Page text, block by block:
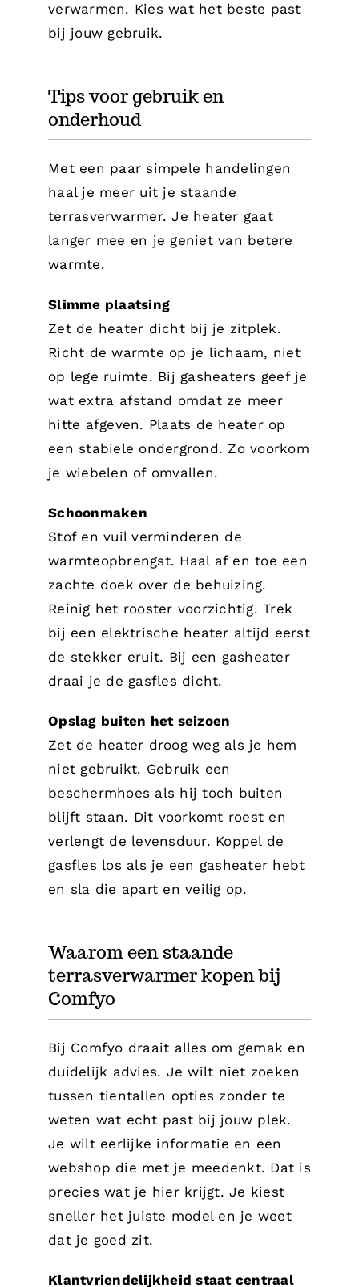
verwarmen. Kies wat het beste past
bij jouw gebruik.
Tips voor gebruik en
onderhoud
Met een paar simpele handelingen
haal je meer uit je staande
terrasverwarmer. Je heater gaat
langer mee en je geniet van betere
warmte.
Slimme plaatsing
Zet de heater dicht bij je zitplek.
Richt de warmte op je lichaam, niet
op lege ruimte. Bij gasheaters geef je
wat extra afstand omdat ze meer
hitte afgeven. Plaats de heater op
een stabiele ondergrond. Zo voorkom
je wiebelen of omvallen.
Schoonmaken
Stof en vuil verminderen de
warmteopbrengst. Haal af en toe een
zachte doek over de behuizing.
Reinig het rooster voorzichtig. Trek
bij een elektrische heater altijd eerst
de stekker eruit. Bij een gasheater
draai je de gasfles dicht.
Opslag buiten het seizoen
Zet de heater droog weg als je hem
niet gebruikt. Gebruik een
beschermhoes als hij toch buiten
blijft staan. Dit voorkomt roest en
verlengt de levensduur. Koppel de
gasfles los als je een gasheater hebt
en sla die apart en veilig op.
Waarom een staande
terrasverwarmer kopen bij
Comfyo
Bij Comfyo draait alles om gemak en
duidelijk advies. Je wilt niet zoeken
tussen tientallen opties zonder te
weten wat echt past bij jouw plek.
Je wilt eerlijke informatie en een
webshop die met je meedenkt. Dat is
precies wat je hier krijgt. Je kiest
sneller het juiste model en je weet
dat je goed zit.
Klantvriendelijkheid staat centraal